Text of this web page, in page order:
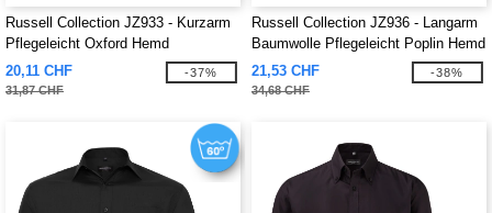
Russell Collection JZ933 - Kurzarm
Pflegeleicht Oxford Hemd
20,11 CHF
31,87 CHF
-37%
Russell Collection JZ936 - Langarm
Baumwolle Pflegeleicht Poplin Hemd
21,53 CHF
34,68 CHF
-38%